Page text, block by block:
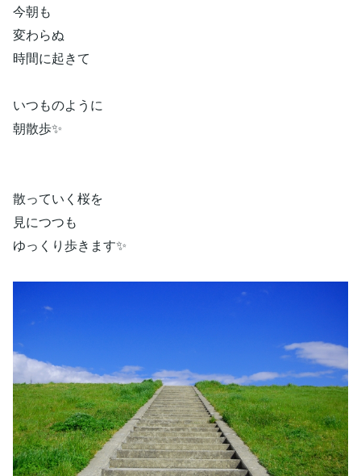
今朝も
変わらぬ
時間に起きて
いつものように
朝散歩✨
散っていく桜を
見につつも
ゆっくり歩きます✨